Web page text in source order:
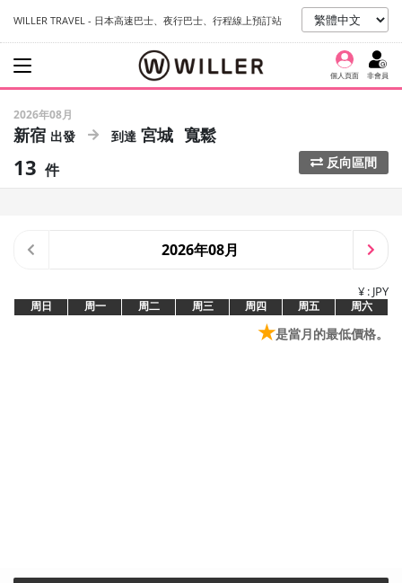
WILLER TRAVEL - 日本高速巴士、夜行巴士、行程線上預訂站
個人頁面 非會員
2026年08月
新宿 宮城 寬鬆
13 件 反向區間
2026年08月
¥ : JPY
周日 周一 周二 周三 周四 周五 周六
★是當月的最低價格。